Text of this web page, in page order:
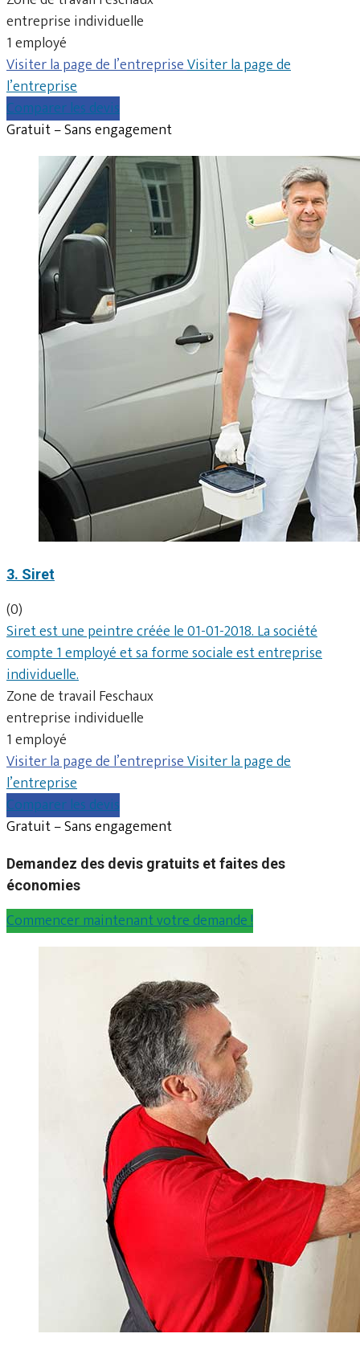
entreprise individuelle
1 employé
Visiter la page de l’entrepriseVisiter la page de
l’entreprise
Comparer les devis
Gratuit – Sans engagement
3. Siret
(0)
Siret est une peintre créée le 01-01-2018. La société
compte 1 employé et sa forme sociale est entreprise
individuelle.
Zone de travail Feschaux
entreprise individuelle
1 employé
Visiter la page de l’entrepriseVisiter la page de
l’entreprise
Comparer les devis
Gratuit – Sans engagement
Demandez des devis gratuits et faites des
économies
Commencer maintenant votre demande !